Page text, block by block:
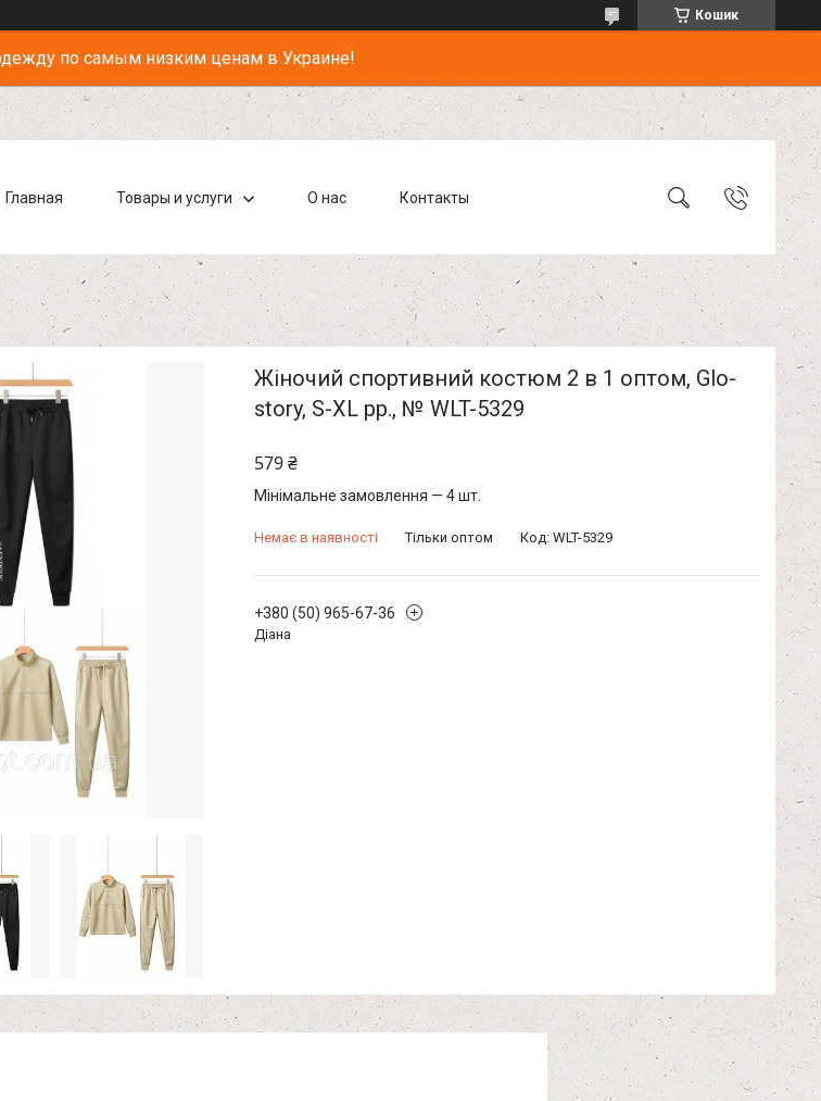
Кошик
по самым низким ценам в Украине!
Главная Товары и услуги О нас Контакты
Жіночий спортивний костюм 2 в 1 оптом, Glo-
story, S-XL рр., № WLT-5329
579 ₴
Мінімальне замовлення — 4 шт.
Немає в наявності Тільки оптом Код: WLT-5329
+380 (50) 965-67-36
Діана